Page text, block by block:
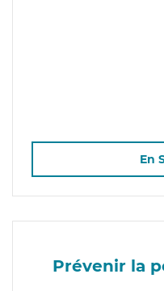
En
Prévenir la